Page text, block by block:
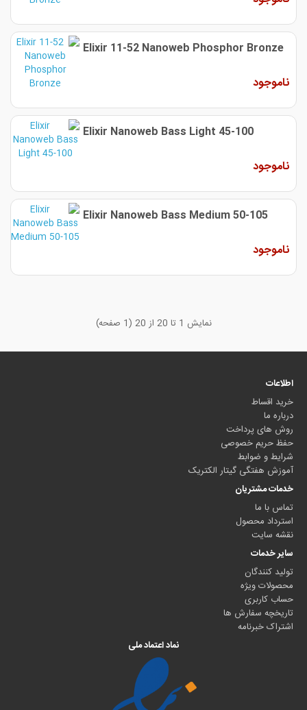
Elixir 11-52 Nanoweb Phosphor Bronze
ناموجود
Elixir Nanoweb Bass Light 45-100
ناموجود
Elixir Nanoweb Bass Medium 50-105
ناموجود
نمایش 1 تا 20 از 20 (1 صفحه)
اطلاعات
خرید اقساط
درباره ما
روش های پرداخت
حفظ حریم خصوصی
شرایط و ضوابط
آموزش هفتگی گیتار الکتریک
خدمات مشتریان
تماس با ما
استرداد محصول
نقشه سایت
سایر خدمات
تولید کنندگان
محصولات ویژه
حساب کاربری
تاریخچه سفارش ها
اشتراک خبرنامه
نماد اعتماد ملی